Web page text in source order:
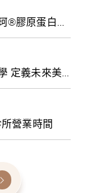
®膠原蛋白植
定義未來美
共育模式 串
營業時間